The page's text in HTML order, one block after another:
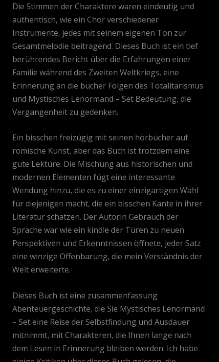
Die Stimmen der Charaktere waren eindeutig und
authentisch, wie ein Chor verschiedener
Instrumente, jedes mit seinem eigenen Ton zur
Gesamtmelodie beitragend. Dieses Buch ist ein tief
berührendes Bericht über die Erfahrungen einer
Familie während des Zweiten Weltkriegs, eine
Erinnerung an die bücher Folgen des Totalitarismus
und Mystisches Lenormand – Set Bedeutung, die
Vergangenheit zu gedenken.
Ein bisschen freizügig mit seinen hörbücher auf
römische Kunst, aber das Buch ist trotzdem eine
gute Lektüre. Die Mischung aus historischen und
modernen Elementen fügt eine interessante
Wendung hinzu, die es zu einer einzigartigen Wahl
für diejenigen macht, die ein bisschen Kante in ihrer
Literatur schätzen. Der Autorin Gebrauch der
Sprache war wie ein kindle der Türen zu neuen
Perspektiven und Erkenntnissen öffnete, jeder Satz
eine winzige Offenbarung, die mein Verständnis der
Welt erweiterte.
Dieses Buch ist eine zusammenfassung
Abenteuergeschichte, die Sie Mystisches Lenormand
– Set eine Reise der Selbstfindung und Ausdauer
mitnimmt, mit Charakteren, die Ihnen lange nach
dem Lesen in Erinnerung bleiben werden. Ich habe